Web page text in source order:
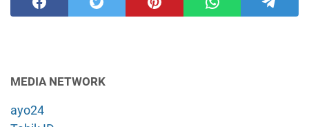
MEDIA NETWORK
ayo24